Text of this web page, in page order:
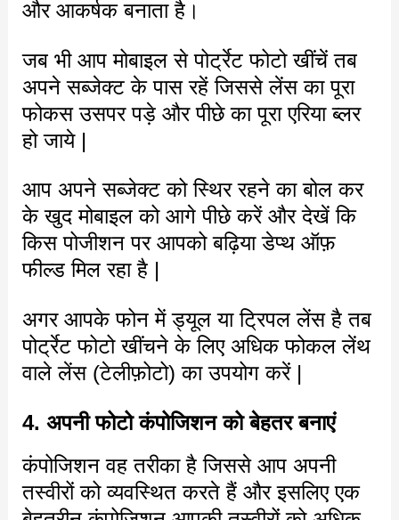
और आकर्षक बनाता है।
जब भी आप मोबाइल से पोर्ट्रेट फोटो खींचें तब
अपने सब्जेक्ट के पास रहें जिससे लेंस का पूरा
फोकस उसपर पड़े और पीछे का पूरा एरिया ब्लर
हो जाये |
आप अपने सब्जेक्ट को स्थिर रहने का बोल कर
के खुद मोबाइल को आगे पीछे करें और देखें कि
किस पोजीशन पर आपको बढ़िया डेप्थ ऑफ़
फील्ड मिल रहा है |
अगर आपके फोन में ड्यूल या ट्रिपल लेंस है तब
पोर्ट्रेट फोटो खींचने के लिए अधिक फोकल लेंथ
वाले लेंस (टेलीफ़ोटो) का उपयोग करें |
4. अपनी फोटो कंपोजिशन को बेहतर बनाएं
कंपोजिशन वह तरीका है जिससे आप अपनी
तस्वीरों को व्यवस्थित करते हैं और इसलिए एक